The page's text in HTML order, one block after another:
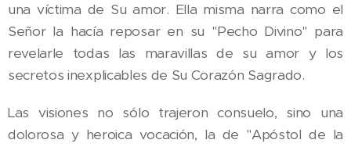
una víctima de Su amor. Ella misma narra como el
Señor la hacía reposar en su "Pecho Divino" para
revelarle todas las maravillas de su amor y los
secretos inexplicables de Su Corazón Sagrado.
Las visiones no sólo trajeron consuelo, sino una
dolorosa y heroica vocación, la de "Apóstol de la